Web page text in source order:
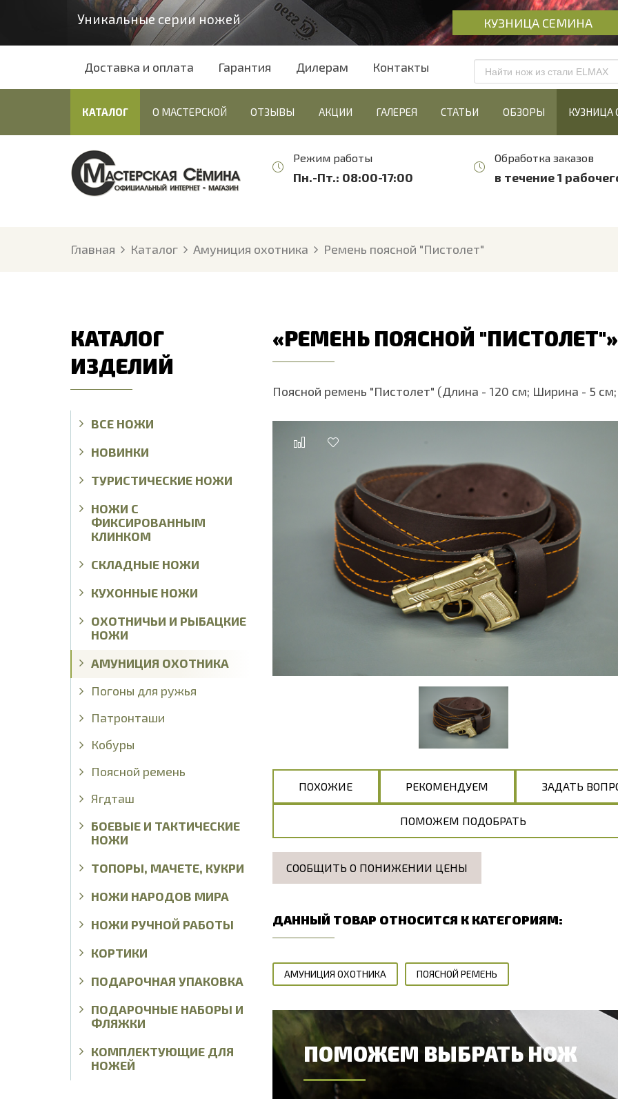
Уникальные серии ножей КУЗНИЦА СЕМИНА
Доставка и оплата Гарантия Дилерам Контакты
КАТАЛОГ О МАСТЕРСКОЙ ОТЗЫВЫ АКЦИИ ГАЛЕРЕЯ СТАТЬИ ОБЗОРЫ КУЗНИЦА
Режим работы
Пн.-Пт.: 08:00-17:00
Обработка заказов
в течение 1
Главная Каталог Амуниция охотника Ремень поясной "Пистолет"
«РЕМЕНЬ ПОЯСНОЙ
Поясной ремень "Пистолет" (Длина - 120 см; Ширина - 5
ПОХОЖИЕ РЕКОМЕНДУЕМ ЗАДАТЬ
ПОМОЖЕМ ПОДОБРАТЬ
СООБЩИТЬ О ПОНИЖЕНИИ ЦЕНЫ
ДАННЫЙ ТОВАР ОТНОСИТСЯ К КАТЕГОРИЯМ:
АМУНИЦИЯ ОХОТНИКА ПОЯСНОЙ РЕМЕНЬ
ПОМОЖЕМ ВЫБРАТЬ НОЖ
КАТАЛОГ
ИЗДЕЛИЙ
ВСЕ НОЖИ
НОВИНКИ
ТУРИСТИЧЕСКИЕ НОЖИ
НОЖИ С
ФИКСИРОВАННЫМ
КЛИНКОМ
СКЛАДНЫЕ НОЖИ
КУХОННЫЕ НОЖИ
ОХОТНИЧЬИ И РЫБАЦКИЕ
НОЖИ
АМУНИЦИЯ ОХОТНИКА
Погоны для ружья
Патронташи
Кобуры
Поясной ремень
Ягдташ
БОЕВЫЕ И ТАКТИЧЕСКИЕ
НОЖИ
ТОПОРЫ, МАЧЕТЕ, КУКРИ
НОЖИ НАРОДОВ МИРА
НОЖИ РУЧНОЙ РАБОТЫ
КОРТИКИ
ПОДАРОЧНАЯ УПАКОВКА
ПОДАРОЧНЫЕ НАБОРЫ И
ФЛЯЖКИ
КОМПЛЕКТУЮЩИЕ ДЛЯ
НОЖЕЙ